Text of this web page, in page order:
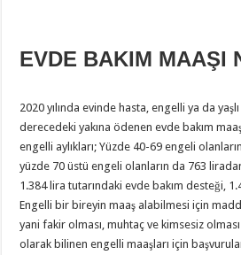
EVDE BAKIM MAAŞI
2020 yılında evinde hasta, engelli ya da
derecedeki yakına ödenen evde bakım
engelli aylıkları; Yüzde 40-69 engeli
yüzde 70 üstü engeli olanların da 763
1.384 lira tutarındaki evde bakım desteği,
Engelli bir bireyin maaş alabilmesi için
yani fakir olması, muhtaç ve kimsesiz
olarak bilinen engelli maaşları için